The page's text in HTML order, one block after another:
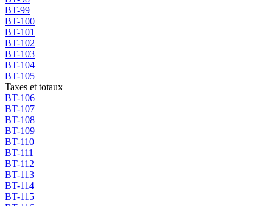
BT-99
BT-100
BT-101
BT-102
BT-103
BT-104
BT-105
Taxes et totaux
BT-106
BT-107
BT-108
BT-109
BT-110
BT-111
BT-112
BT-113
BT-114
BT-115